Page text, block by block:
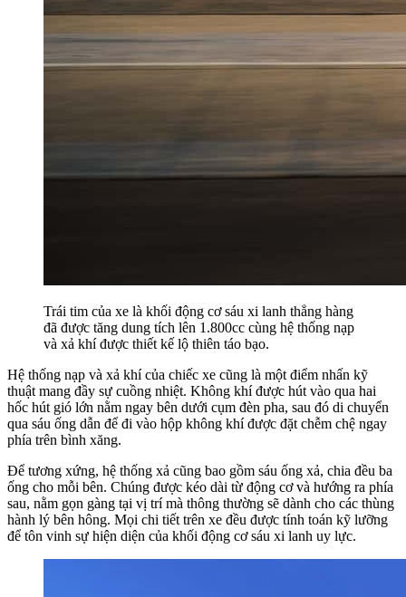
Trái tim của xe là khối động cơ sáu xi lanh thẳng hàng
đã được tăng dung tích lên 1.800cc cùng hệ thống nạp
và xả khí được thiết kế lộ thiên táo bạo.
Hệ thống nạp và xả khí của chiếc xe cũng là một điểm nhấn kỹ
thuật mang đầy sự cuồng nhiệt. Không khí được hút vào qua hai
hốc hút gió lớn nằm ngay bên dưới cụm đèn pha, sau đó di chuyển
qua sáu ống dẫn để đi vào hộp không khí được đặt chễm chệ ngay
phía trên bình xăng.
Để tương xứng, hệ thống xả cũng bao gồm sáu ống xả, chia đều ba
ống cho mỗi bên. Chúng được kéo dài từ động cơ và hướng ra phía
sau, nằm gọn gàng tại vị trí mà thông thường sẽ dành cho các thùng
hành lý bên hông. Mọi chi tiết trên xe đều được tính toán kỹ lưỡng
để tôn vinh sự hiện diện của khối động cơ sáu xi lanh uy lực.